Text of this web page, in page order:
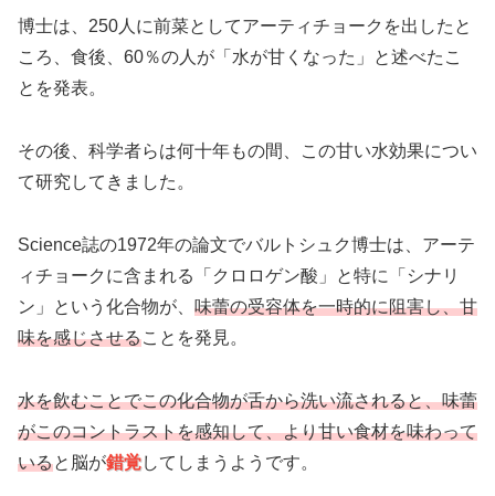
博士は、250人に前菜としてアーティチョークを出したと
ころ、食後、60％の人が「水が甘くなった」と述べたこ
とを発表。
その後、科学者らは何十年もの間、この甘い水効果につい
て研究してきました。
Science誌の1972年の論文でバルトシュク博士は、アーテ
ィチョークに含まれる「クロロゲン酸」と特に「シナリ
ン」という化合物が、 味蕾の受容体を一時的に阻害し、甘
味を感じさせることを発見。
水を飲むことでこの化合物が舌から洗い流されると、味蕾
がこのコントラストを感知して、より甘い食材を味わって
いると脳が錯覚してしまうようです。